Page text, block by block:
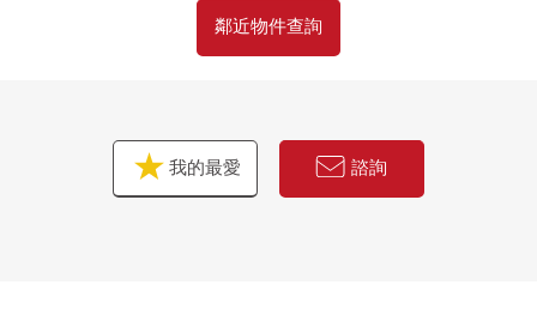
鄰近物件查詢
我的最愛 諮詢